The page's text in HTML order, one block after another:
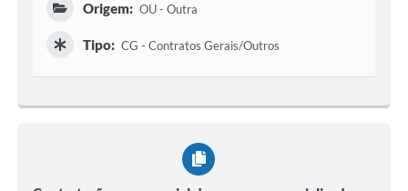
Origem: OU - Outra
Tipo: CG - Contratos Gerais/Outros